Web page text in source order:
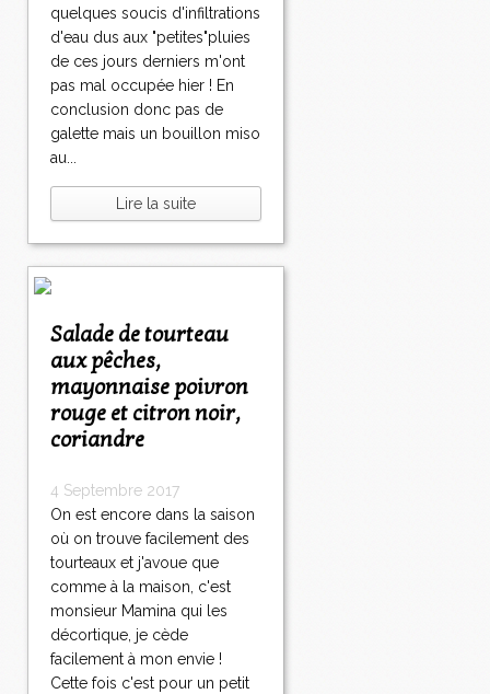
quelques soucis d'infiltrations
d'eau dus aux "petites"pluies
de ces jours derniers m'ont
pas mal occupée hier ! En
conclusion donc pas de
galette mais un bouillon miso
au...
Lire la suite
Salade de tourteau
aux pêches,
mayonnaise poivron
rouge et citron noir,
coriandre
4 Septembre 2017
On est encore dans la saison
où on trouve facilement des
tourteaux et j'avoue que
comme à la maison, c'est
monsieur Mamina qui les
décortique, je cède
facilement à mon envie !
Cette fois c'est pour un petit